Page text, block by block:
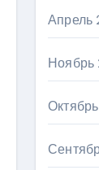
Апрель
Ноябрь